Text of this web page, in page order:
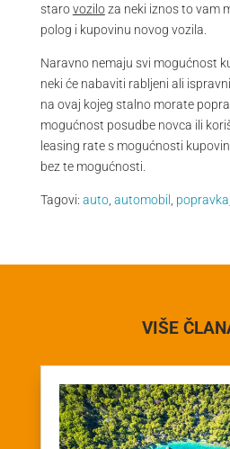
starovoziloza neki iznos to vam
polog i kupovinu novog vozila.
Naravno nemaju svi mogućnost
neki će nabaviti rabljeni ali
na ovaj kojeg stalno morate
mogućnost posudbe novca ili
leasing rate s mogućnosti
bez te mogućnosti.
Tagovi: auto, automobil popravka
VIŠE